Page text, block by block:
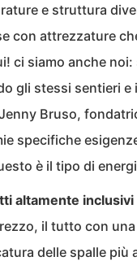
e struttura
con attrezzature
ci siamo anche
gli stessi sentieri
Bruso,
specifiche
è il tipo di
altamente inclusivi
il tutto con
delle spalle